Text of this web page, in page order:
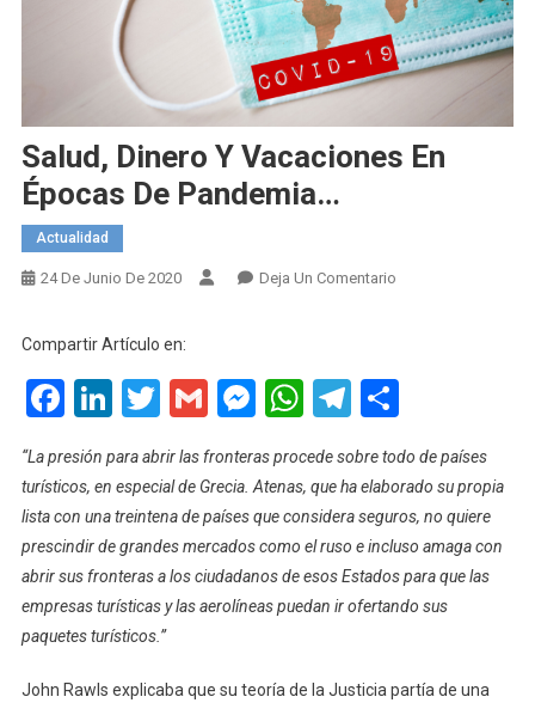
Salud, Dinero Y Vacaciones En
Épocas De Pandemia…
Actualidad
24 De Junio De 2020 Deja Un ComentarioEn
Vacaciones
En
Pandemia…
Compartir Artículo en:
Facebook
LinkedIn
Twitter
GmailMessenger
WhatsApp
Telegram
“La presión para abrir las fronteras procede sobre todo de países
turísticos, en especial de Grecia. Atenas, que ha elaborado su propia
lista con una treintena de países que considera seguros, no quiere
prescindir de grandes mercados como el ruso e incluso amaga con
abrir sus fronteras a los ciudadanos de esos Estados para que las
empresas turísticas y las aerolíneas puedan ir ofertando sus
paquetes turísticos.”
John Rawls explicaba que su teoría de la Justicia partía de una